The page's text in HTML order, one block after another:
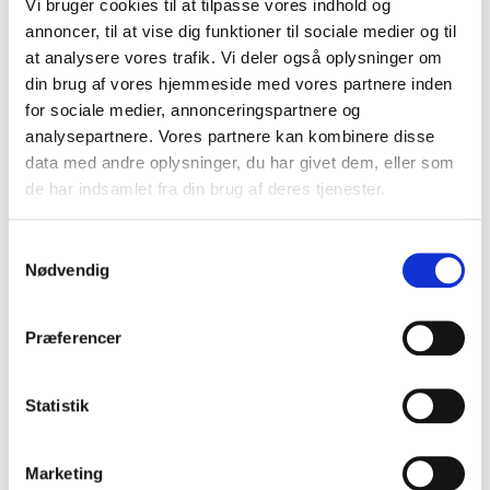
Vi bruger cookies til at tilpasse vores indhold og
annoncer, til at vise dig funktioner til sociale medier og til
at analysere vores trafik. Vi deler også oplysninger om
din brug af vores hjemmeside med vores partnere inden
for sociale medier, annonceringspartnere og
analysepartnere. Vores partnere kan kombinere disse
data med andre oplysninger, du har givet dem, eller som
de har indsamlet fra din brug af deres tjenester.
Nødvendig
Præferencer
Statistik
Marketing
30,00 DKK
(inkl. moms)